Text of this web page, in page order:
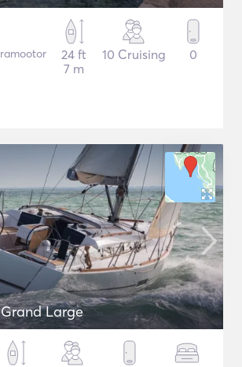
24 ft
7 m
10 Cruising 0
Large